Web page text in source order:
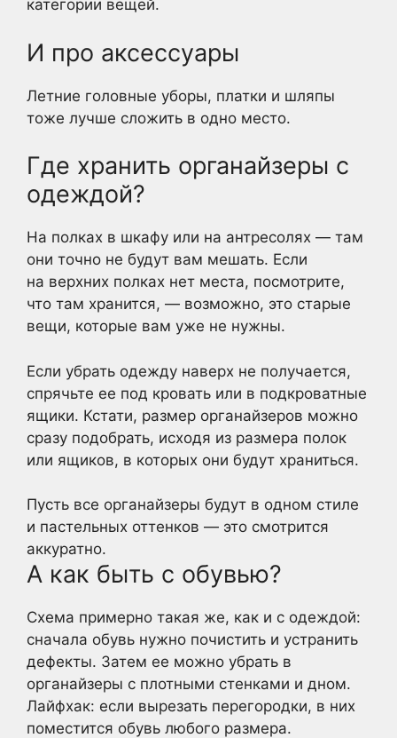
категории вещей.
И про аксессуары
Летние головные уборы, платки и шляпы
тоже лучше сложить в одно место.
Где хранить органайзеры с
одеждой?
На полках в шкафу или на антресолях — там
они точно не будут вам мешать. Если
на верхних полках нет места, посмотрите,
что там хранится, — возможно, это старые
вещи, которые вам уже не нужны.
Если убрать одежду наверх не получается,
спрячьте ее под кровать или в подкроватные
ящики. Кстати, размер органайзеров можно
сразу подобрать, исходя из размера полок
или ящиков, в которых они будут храниться.
Пусть все органайзеры будут в одном стиле
и пастельных оттенков — это смотрится
аккуратно.
А как быть с обувью?
Схема примерно такая же, как и с одеждой:
сначала обувь нужно почистить и устранить
дефекты. Затем ее можно убрать в
органайзеры с плотными стенками и дном.
Лайфхак: если вырезать перегородки, в них
поместится обувь любого размера.